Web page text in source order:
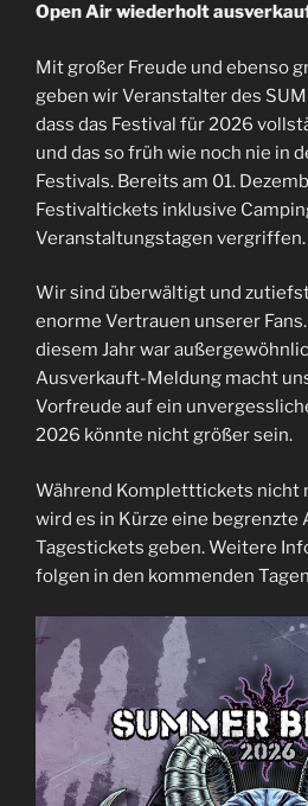
Open Air wiederholt
Mit großer Freude und ebenso
geben wir Veranstalter des
dass das Festival für 2026
und das so früh wie noch nie in
Festivals. Bereits am 01.
Festivaltickets inklusive
Veranstaltungstagen vergriffen.
Wir sind überwältigt und
enorme Vertrauen unserer
diesem Jahr war
Ausverkauft-Meldung macht
Vorfreude auf ein
2026 könnte nicht größer sein.
Während Kompletttickets nicht
wird es in Kürze eine begrenzte
Tagestickets geben. Weitere
folgen in den kommenden